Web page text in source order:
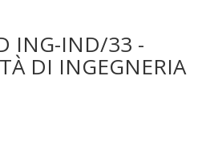
ING-IND/33 -
DI INGEGNERIA